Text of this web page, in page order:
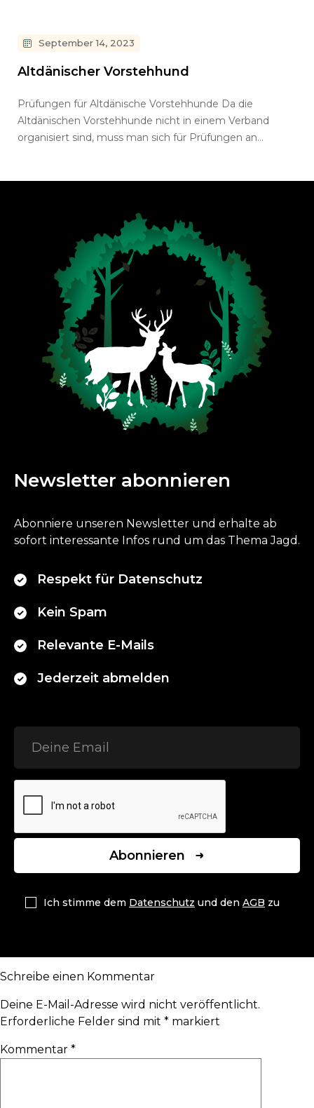
September 14, 2023
Altdänischer Vorstehhund
Prüfungen für Altdänische Vorstehhunde Da die
Altdänischen Vorstehhunde nicht in einem Verband
organisiert sind, muss man sich für Prüfungen an…
Newsletter abonnieren
Abonniere unseren Newsletter und erhalte ab
sofort interessante Infos rund um das Thema Jagd.
Respekt für Datenschutz
Kein Spam
Relevante E-Mails
Jederzeit abmelden
Abonnieren
Ich stimme dem Datenschutz und den AGB zu
Schreibe einen Kommentar
Deine E-Mail-Adresse wird nicht veröffentlicht.
Erforderliche Felder sind mit * markiert
Kommentar *